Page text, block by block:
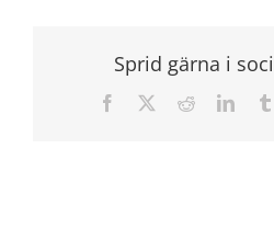
Sprid gärna i
Facebook Reddit